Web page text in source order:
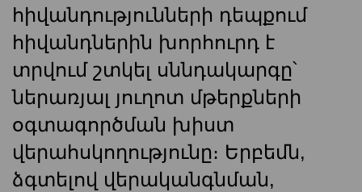
հիվանդությունների դեպքում
հիվանդներին խորհուրդ է
տրվում շտկել սննդակարգը՝
ներառյալ յուղոտ մթերքների
օգտագործման խիստ
վերահսկողությունը։ Երբեմն,
ձգտելով վերականգնման,